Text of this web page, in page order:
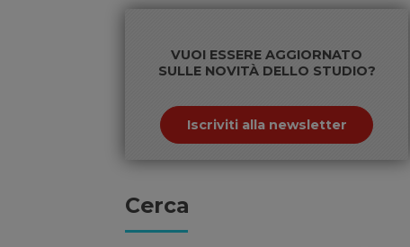
VUOI ESSERE AGGIORNATO
SULLE NOVITÀ DELLO STUDIO?
Iscriviti alla newsletter
Cerca